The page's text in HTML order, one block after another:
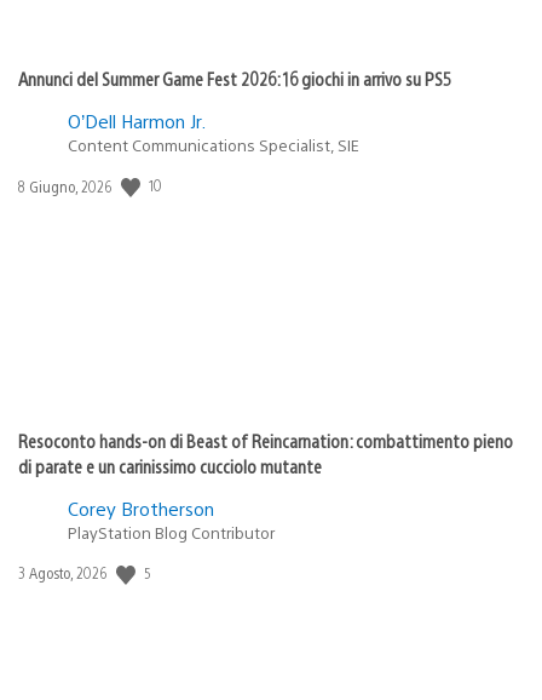
Annunci del Summer Game Fest 2026: 16 giochi in arrivo su PS5
O’Dell Harmon Jr.
Content Communications Specialist, SIE
Data
8 Giugno, 2026 10
Resoconto hands-on di Beast of Reincarnation: combattimento pieno
di parate e un carinissimo cucciolo mutante
Corey Brotherson
PlayStation Blog Contributor
Data
3 Agosto, 2026 5